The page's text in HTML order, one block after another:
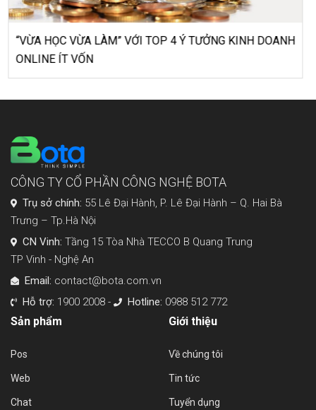
5 bí quyết kinh doanh hiệu quả dành riêng cho cửa hàng
bán hoa quả tươi
CÔNG TY CỔ PHẦN CÔNG NGHỆ BOTA
Trụ sở chính: 55 Lê Đại Hành, P. Lê Đại Hành – Q. Hai Bà
Trưng – Tp.Hà Nội
CN Vinh: Tầng 15 Tòa Nhà TECCO B Quang Trung
TP Vinh - Nghệ An
Email: contact@bota.com.vn
Hỗ trợ: 1900 2008 - Hotline: 0988 512 772
Sản phẩm
Pos
Web
Chat
Giới thiệu
Về chúng tôi
Tin tức
Tuyển dụng